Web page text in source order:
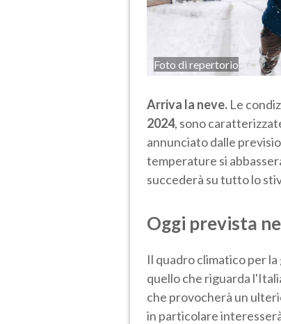
Foto di repertorio
Arriva la neve. Le
2024, sono
annunciato dalle
temperature si
succederà su tutto lo
Oggi prevista
Il quadro climatico per
quello che riguarda
che provocherà un
in particolare